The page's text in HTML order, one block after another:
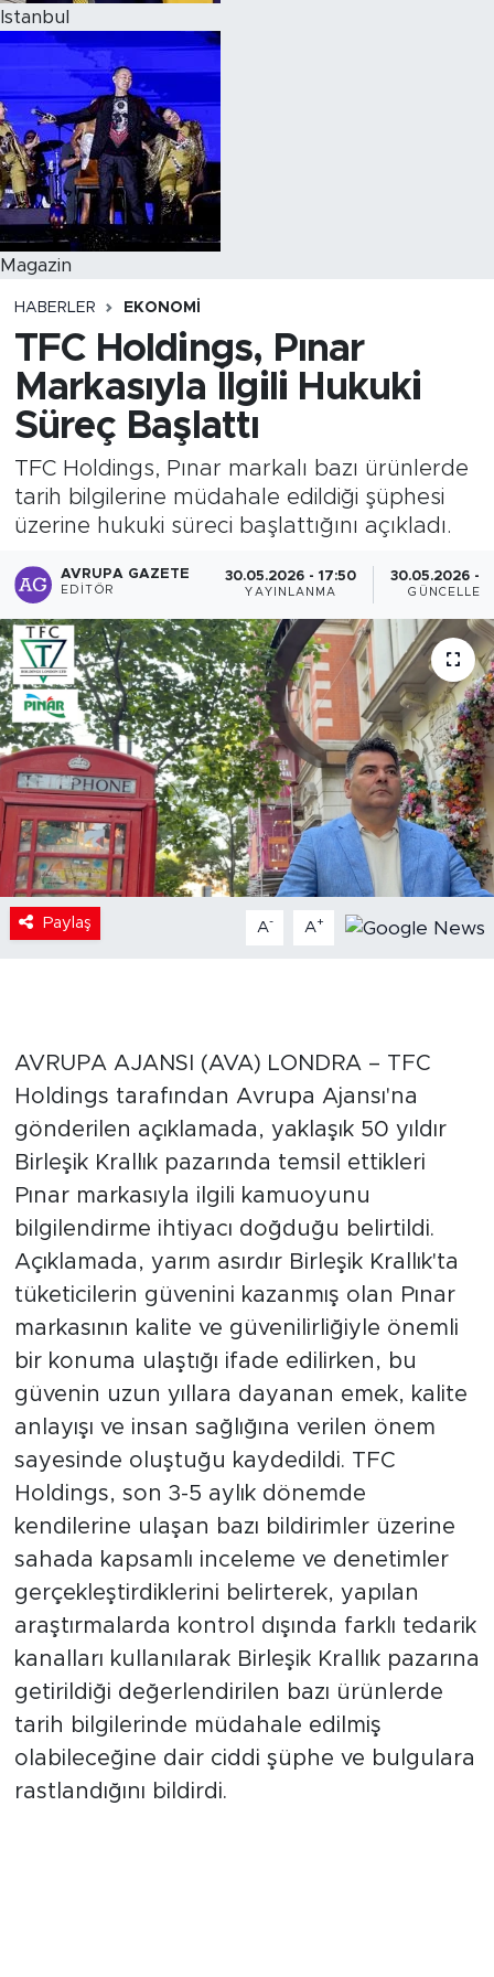
Istanbul
Magazin
HABERLER EKONOMI
TFC Holdings, Pınar
Markasıyla İlgili Hukuki
Süreç Başlattı
TFC Holdings, Pınar markalı bazı ürünlerde
tarih bilgilerine müdahale edildiği şüphesi
üzerine hukuki süreci başlattığını açıkladı.
AVRUPA GAZETE
EDITÖR
30.05.2026 - 17:50
YAYINLANMA
30.05.2026 -
Paylaş A- A+
AVRUPA AJANSI (AVA) LONDRA – TFC
Holdings tarafından Avrupa Ajansı'na
gönderilen açıklamada, yaklaşık 50 yıldır
Birleşik Krallık pazarında temsil ettikleri
Pınar markasıyla ilgili kamuoyunu
bilgilendirme ihtiyacı doğduğu belirtildi.
Açıklamada, yarım asırdır Birleşik Krallık'ta
tüketicilerin güvenini kazanmış olan Pınar
markasının kalite ve güvenilirliğiyle önemli
bir konuma ulaştığı ifade edilirken, bu
güvenin uzun yıllara dayanan emek, kalite
anlayışı ve insan sağlığına verilen önem
sayesinde oluştuğu kaydedildi. TFC
Holdings, son 3-5 aylık dönemde
kendilerine ulaşan bazı bildirimler üzerine
sahada kapsamlı inceleme ve denetimler
gerçekleştirdiklerini belirterek, yapılan
araştırmalarda kontrol dışında farklı tedarik
kanalları kullanılarak Birleşik Krallık pazarına
getirildiği değerlendirilen bazı ürünlerde
tarih bilgilerinde müdahale edilmiş
olabileceğine dair ciddi şüphe ve bulgulara
rastlandığını bildirdi.